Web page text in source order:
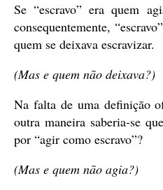
Se “escravo” era quem
consequentemente,
quem se deixava escravizar.
(Mas e quem não deixava?)
Na falta de uma definição
outra maneira saberia-se
por “agir como escravo”?
(Mas e quem não agia?)